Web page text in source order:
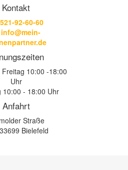
Kontakt
92-60-60
info@mein-
10:00 -18:00
Uhr
10:00 - 18:00 Uhr
Anfahrt
Straße
Bielefeld